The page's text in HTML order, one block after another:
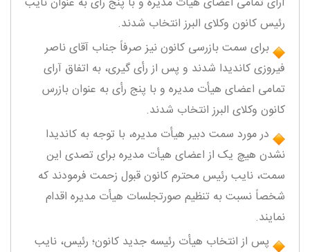
رئیس کانون وکلای البرز انتخاب شدند.
برای سمت بازرسی کانون نیز صرفاً جناب آقای ناصر
فیروزی کاندیدا شدند و پس از رأی گیری، به اتفاق آرای
تمامی اعضای هیأت مدیره و با پنج رأی به عنوان بازرس
کانون وکلای البرز انتخاب شدند.
در مورد سمت دبیر هیأت مدیره، با توجه به کاندیدا
نشدن هیچ یک از اعضای هیأت مدیره برای تصدی این
سمت، نایب رئیس محترم کانون قبول زحمت فرمودند که
شخصاً نسبت به تنظیم صورتجلسات هیأت مدیره اقدام
نمایند.
پس از انتخاب هیأت رئیسه جدید کانون؛ رئیس، نایب